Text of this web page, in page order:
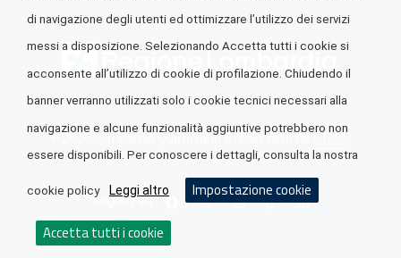
© 2026 Lombardia Quotidiano è realizzato daA.R.I.A.
Seguici su
di navigazione degli utenti ed ottimizzare l’utilizzo dei servizi
messi a disposizione. Selezionando Accetta tutti i cookie si
acconsente all’utilizzo di cookie di profilazione. Chiudendo il
banner verranno utilizzati solo i cookie tecnici necessari alla
navigazione e alcune funzionalità aggiuntive potrebbero non
essere disponibili. Per conoscere i dettagli, consulta la nostra
cookie policy Leggi altro Impostazione cookie
Accetta tutti i cookie